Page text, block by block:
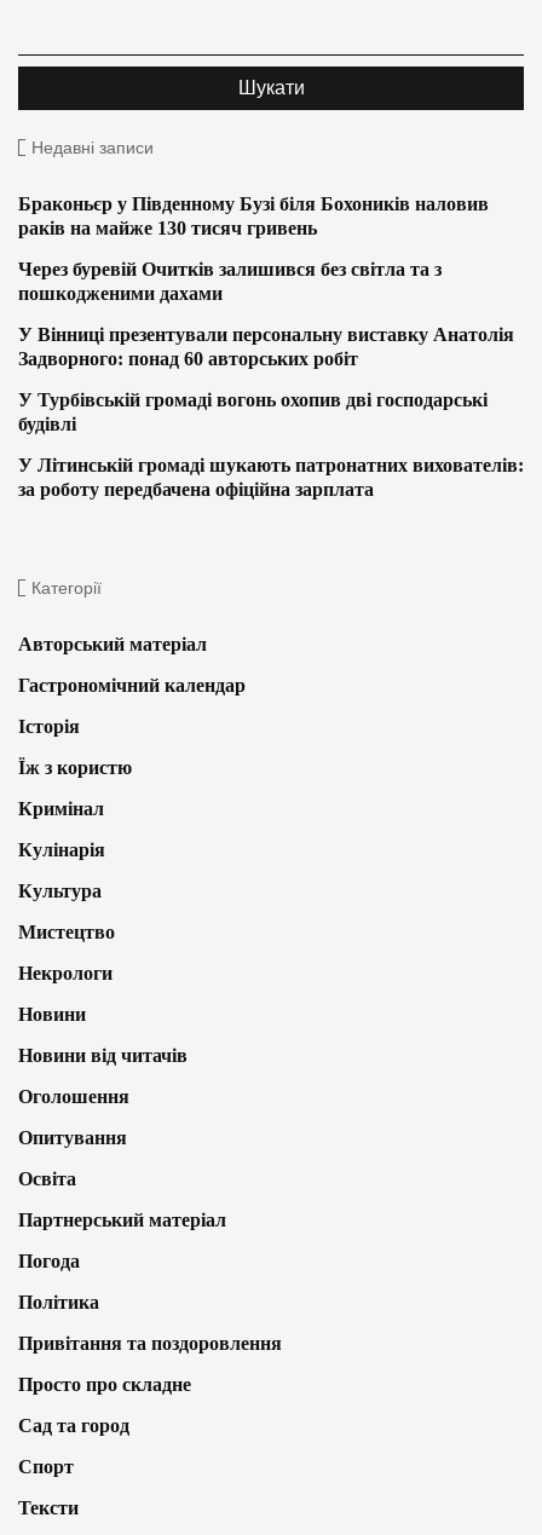
Недавні записи
Браконьєр у Південному Бузі біля Бохоників наловив
раків на майже 130 тисяч гривень
Через буревій Очитків залишився без світла та з
пошкодженими дахами
У Вінниці презентували персональну виставку Анатолія
Задворного: понад 60 авторських робіт
У Турбівській громаді вогонь охопив дві господарські
будівлі
У Літинській громаді шукають патронатних вихователів:
за роботу передбачена офіційна зарплата
Категорії
Авторський матеріал
Гастрономічний календар
Історія
Їж з користю
Кримінал
Кулінарія
Культура
Мистецтво
Некрологи
Новини
Новини від читачів
Оголошення
Опитування
Освіта
Партнерський матеріал
Погода
Політика
Привітання та поздоровлення
Просто про складне
Сад та город
Спорт
Тексти